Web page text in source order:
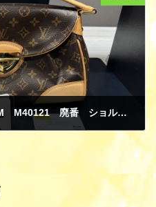
ルイ・ヴィトン ビバリーMM M40121 廃番 ショルダーバッグ エルメス ケリーウォッチ KE1.201 時計 買取